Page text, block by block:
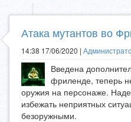
Атака мутантов во
14:38 17/06/2020 |
Введена
фриленде, теперь
оружия на персонаже.
избежать неприятных
безоружными.